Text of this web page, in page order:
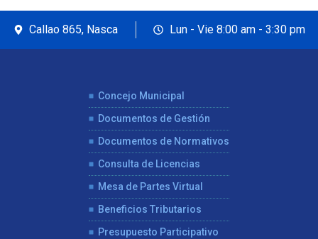
Callao 865, Nasca Lun - Vie 8:00 am - 3:30 pm
Concejo Municipal
Documentos de Gestión
Documentos de Normativos
Consulta de Licencias
Mesa de Partes Virtual
Beneficios Tributarios
Presupuesto Participativo